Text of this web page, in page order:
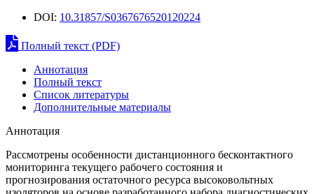
DOI: 10.31857/S0367676520120224
Полный текст (PDF)
Аннотация
Полный текст
Список литературы
Дополнительные материалы
Аннотация
Рассмотрены особенности дистанционного бесконтактного
мониторинга текущего рабочего состояния и
прогнозирования остаточного ресурса высоковольтных